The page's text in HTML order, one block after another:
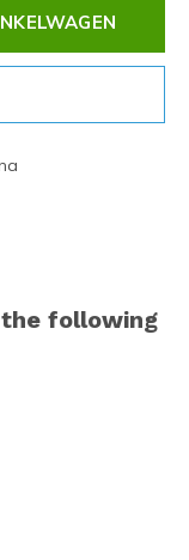
following